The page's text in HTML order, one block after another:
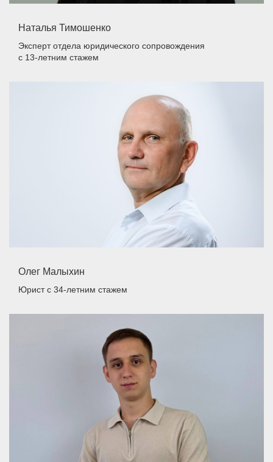
Наталья Тимошенко
Эксперт отдела юридического сопровождения
с 13-летним стажем
Олег Малыхин
Юристс 34-летним стажем